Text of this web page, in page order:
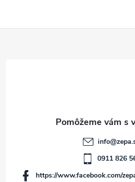
info@
0911 826
https://www.facebook.com/